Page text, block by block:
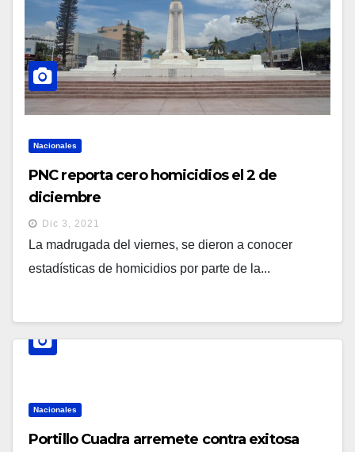
Nacionales
PNC reporta cero homicidios el 2 de
diciembre
Dic 3, 2021
La madrugada del viernes, se dieron a conocer
estadísticas de homicidios por parte de la...
Nacionales
Portillo Cuadra arremete contra exitosa